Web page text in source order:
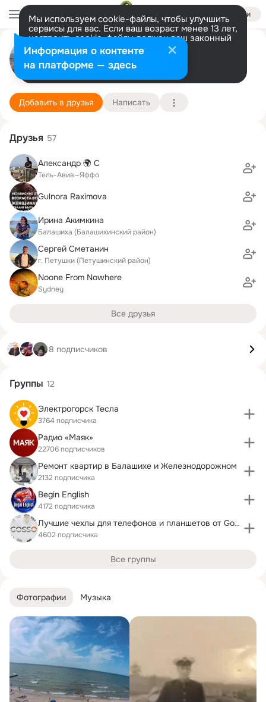
Войти
Мы используем cookie-файлы, чтобы улучшить
сервисы для вас. Если ваш возраст менее 13 лет,
настроить cookie-файлы должен ваш законный
представитель. Больше информации
Разрешить все Настроить
Дмитрий Мазаев
Балашиха 17 апреля (60 лет)
Подробнее
Добавить в друзья Написать
Фотографии Музыка
Друзья 57
Александр 🌍 С
Тель-Авив—Яффо
Gulnora Raximova
Ирина Акимкина
Балашиха (Балашихинский район)
Сергей Сметанин
г. Петушки (Петушинский район)
Noone From Nowhere
Sydney
Все друзья
8 подписчиков
Группы 12
Электрогорск Тесла
3764 подписчика
Радио «Маяк»
22706 подписчиков
Ремонт квартир в Балашихе и Железнодорожном
2132 подписчика
Begin English
4172 подписчика
Лучшие чехлы для телефонов и планшетов от Gosso
4602 подписчика
Все группы
Информация о контенте
на платформе — здесь